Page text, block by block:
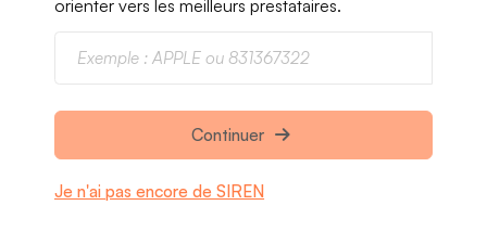
orienter vers les meilleurs prestataires.
Continuer
Je n'ai pas encore de SIREN